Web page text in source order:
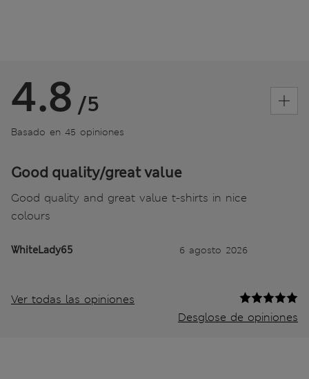
4.8 /5
Basado en 45 opiniones
Good quality/great value
Good quality and great value t-shirts in nice
colours
WhiteLady65 6 agosto 2026
Ver todas las opiniones
Desglose de opiniones